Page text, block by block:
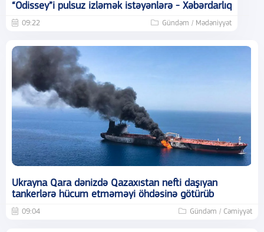
“Odissey”i pulsuz izləmək istəyənlərə - Xəbərdarlıq
09:22 Gündəm / Mədəniyyət
Ukrayna Qara dənizdə Qazaxıstan nefti daşıyan
tankerlərə hücum etməməyi öhdəsinə götürüb
09:04 Gündəm / Cəmiyyət